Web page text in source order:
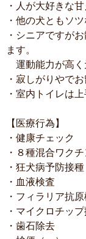
・人が大好きな甘
・他の犬ともソ
・シニアですが
ます。
運動能力が高く
・寂しがりやで
・室内トイレは
【医療行為】
・健康チェック
・８種混合ワクチ
・狂犬病予防接種
・血液検査
・フィラリア抗原
・マイクロチップ
・歯石除去